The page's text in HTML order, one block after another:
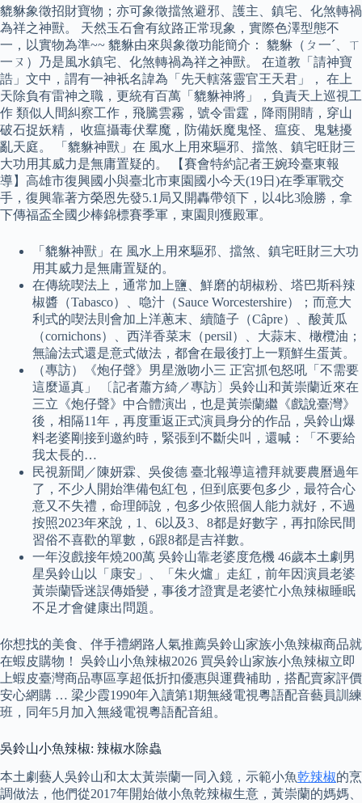
貔貅象徵招財寶物；亦可象徵擋煞避邪、護主、鎮宅、化煞轉禍
為祥之神獸。 天然玉石會有紋路正常現象，實際色澤型態不
一，以實物為準~~ 貔貅由來與象徵功能簡介： 貔貅（ㄆ一ˊ、ㄒ
一ㄡ）乃是風水鎮宅、化煞轉禍為祥之神獸。 在道教「請神寶
誥」文中，謂有一神衹名諱為「先天轄落靈官王天君」， 在上
天除負有雷神之職，更統有百萬「貔貅神將」，負責天上巡視工
作 類似人間糾察工作，飛騰雲霧，號令雷霆，降雨開睛，穿山
破石捉妖精， 收瘟攝毒伏羣魔，防備妖魔鬼怪、瘟疫、鬼魅擾
亂天庭。 「貔貅神獸」在 風水上用來驅邪、擋煞、鎮宅旺財三
大功用其威力是無庸置疑的。 【賽會特約記者王婉玲臺東報
導】高雄市復興國小與臺北市東園國小今天(19日)在季軍戰交
手，復興靠著方榮恩先發5.1局又開轟帶領下，以4比3險勝，拿
下傳福盃全國少棒錦標賽季軍，東園則獲殿軍。
「貔貅神獸」在 風水上用來驅邪、擋煞、鎮宅旺財三大功
用其威力是無庸置疑的。
在傳統喫法上，通常加上鹽、鮮磨的胡椒粉、塔巴斯科辣
椒醬（Tabasco）、喼汁（Sauce Worcestershire）；而意大
利式的喫法則會加上洋蔥末、續隨子（Câpre）、酸黃瓜
（cornichons）、西洋香菜末（persil）、大蒜末、橄欖油；
無論法式還是意式做法，都會在最後打上一顆鮮生蛋黃。
（專訪）《炮仔聲》男星激吻小三 正宮抓包怒吼「不需要
這麼逼真」 〔記者蕭方綺／專訪〕吳鈴山和黃崇蘭近來在
三立《炮仔聲》中合體演出，也是黃崇蘭繼《戲說臺灣》
後，相隔11年，再度重返正式演員身分的作品，吳鈴山爆
料老婆剛接到邀約時，緊張到不斷尖叫，還喊：「不要給
我太長的…
民視新聞／陳妍霖、吳俊德 臺北報導這禮拜就要農曆過年
了，不少人開始準備包紅包，但到底要包多少，最符合心
意又不失禮，命理師說，包多少依照個人能力就好，不過
按照2023年來說，1、6以及3、8都是好數字，再扣除民間
習俗不喜歡的單數，6跟8都是吉祥數。
一年沒戲接年燒200萬 吳鈴山靠老婆度危機 46歲本土劇男
星吳鈴山以「康安」、「朱火爐」走紅，前年因演員老婆
黃崇蘭昏迷誤傳婚變，事後才證實是老婆忙小魚辣椒睡眠
不足才會健康出問題。
你想找的美食、伴手禮網路人氣推薦吳鈴山家族小魚辣椒商品就
在蝦皮購物！ 吳鈴山小魚辣椒2026 買吳鈴山家族小魚辣椒立即
上蝦皮臺灣商品專區享超低折扣優惠與運費補助，搭配賣家評價
安心網購 … 梁少霞1990年入讀第1期無綫電視粵語配音藝員訓練
班，同年5月加入無綫電視粵語配音組。
吳鈴山小魚辣椒: 辣椒水除蟲
本土劇藝人吳鈴山和太太黃崇蘭一同入鏡，示範小魚乾辣椒的烹
調做法，他們從2017年開始做小魚乾辣椒生意，黃崇蘭的媽媽、